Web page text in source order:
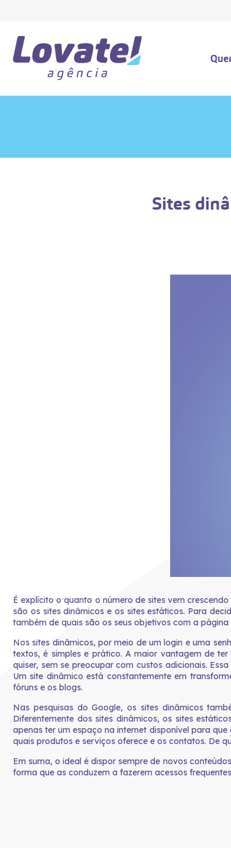
Sites
É explícito o quanto o número de sites vem
são os sites dinâmicos e os sites estáticos. Para
também de quais são os seus objetivos com a página
Nos sites dinâmicos, por meio de um login e uma
textos, é simples e prático. A maior vantagem de
quiser, sem se preocupar com custos adicionais.
Um site dinâmico está constantemente em
fóruns e os blogs.
Nas pesquisas do Google, os sites dinâmicos
Diferentemente dos sites dinâmicos, os sites
apenas ter um espaço na internet disponível para
quais produtos e serviços oferece e os contatos. De
Em suma, o ideal é dispor sempre de novos
forma que as conduzem a fazerem acessos